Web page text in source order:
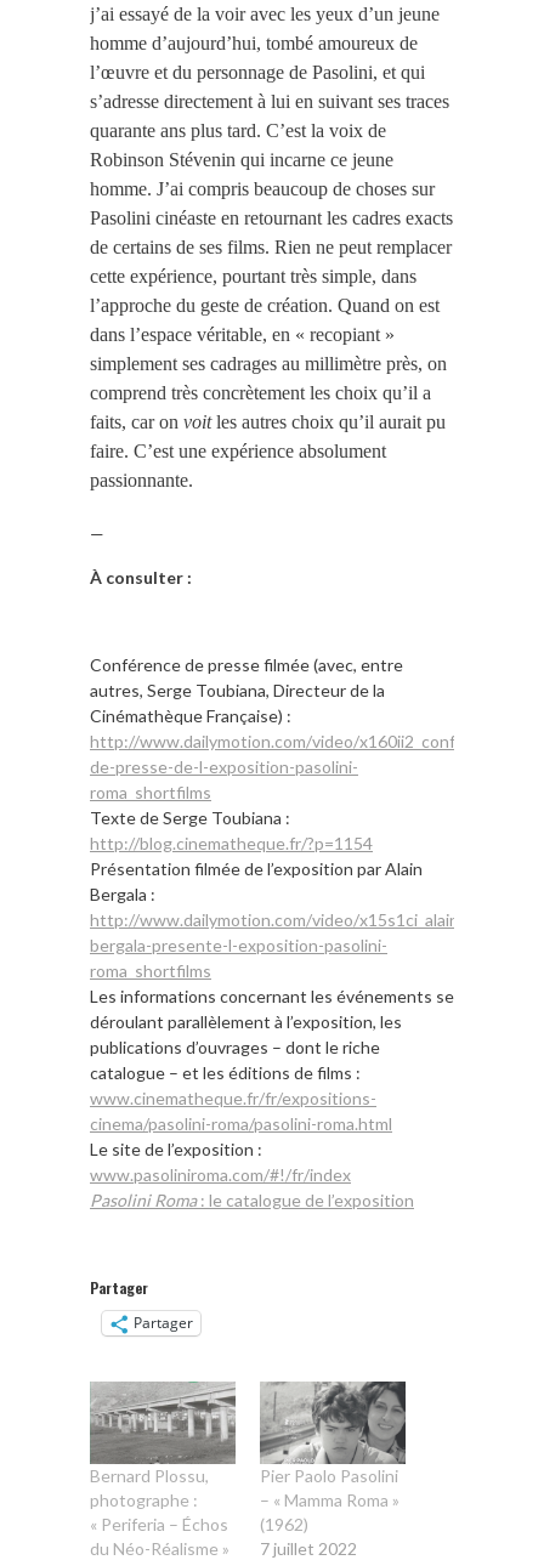
j’ai essayé de la voir avec les yeux d’un jeune
homme d’aujourd’hui, tombé amoureux de
l’œuvre et du personnage de Pasolini, et qui
s’adresse directement à lui en suivant ses traces
quarante ans plus tard. C’est la voix de
Robinson Stévenin qui incarne ce jeune
homme. J’ai compris beaucoup de choses sur
Pasolini cinéaste en retournant les cadres exacts
de certains de ses films. Rien ne peut remplacer
cette expérience, pourtant très simple, dans
l’approche du geste de création. Quand on est
dans l’espace véritable, en « recopiant »
simplement ses cadrages au millimètre près, on
comprend très concrètement les choix qu’il a
faits, car on voitles autres choix qu’il aurait pu
faire. C’est une expérience absolument
passionnante.
—
À consulter :
Conférence de presse filmée (avec, entre
autres, Serge Toubiana, Directeur de la
Cinémathèque Française) :
http://www.dailymotion.com/video/x160ii2_conference-
de-presse-de-l-exposition-pasolini-
roma_shortfilms
Texte de Serge Toubiana :
http://blog.cinematheque.fr/?p=1154
Présentation filmée de l’exposition par Alain
Bergala :
http://www.dailymotion.com/video/x15s1ci_alain-
bergala-presente-l-exposition-pasolini-
roma_shortfilms
Les informations concernant les événements se
déroulant parallèlement à l’exposition, les
publications d’ouvrages – dont le riche
catalogue – et les éditions de films :
www.cinematheque.fr/fr/expositions-
cinema/pasolini-roma/pasolini-roma.html
Le site de l’exposition :
www.pasoliniroma.com/#!/fr/index
Pasolini Roma: le catalogue de l’exposition
Partager
Partager
Bernard Plossu,
photographe :
« Periferia – Échos
du Néo-Réalisme »
Pier Paolo Pasolini
– « Mamma Roma »
(1962)
7 juillet 2022